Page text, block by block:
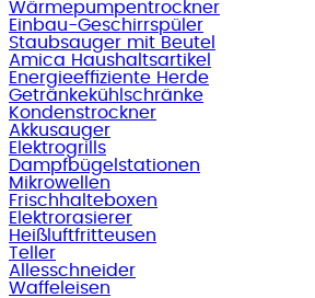
Wärmepumpentrockner
Einbau-Geschirrspüler
Staubsauger mit Beutel
Amica Haushaltsartikel
Energieeffiziente Herde
Getränkekühlschränke
Kondenstrockner
Akkusauger
Elektrogrills
Dampfbügelstationen
Mikrowellen
Frischhalteboxen
Elektrorasierer
Heißluftfritteusen
Teller
Allesschneider
Waffeleisen